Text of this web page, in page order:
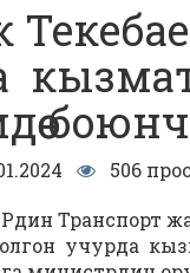
506
КРдин
учурда